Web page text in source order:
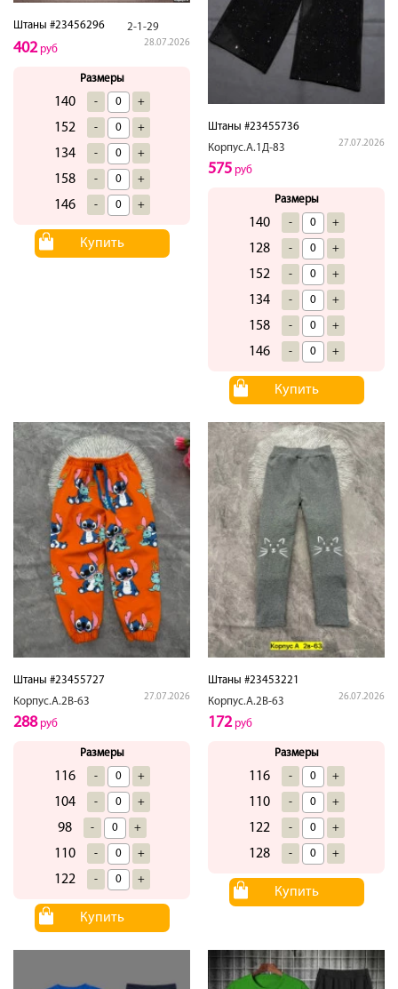
Штаны #23456296 2-1-29
28.07.2026
402руб
Размеры
140 - +
152 - +
134 - +
158 - +
146 - +
Купить
Штаны #23455736
Корпус.А.1Д-83
27.07.2026
575 руб
Размеры
140 - +
128 - +
152 - +
134 - +
158 - +
146 - +
Купить
Штаны #23455727
Корпус.А.2В-63
27.07.2026
288руб
Размеры
116 - +
104 - +
98 - +
110 - +
122 - +
Купить
Штаны #23453221
Корпус.А.2В-63
26.07.2026
172руб
Размеры
116 - +
110 - +
122 - +
128 - +
Купить